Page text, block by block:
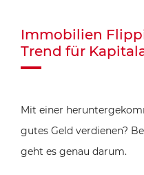
Immobilien
Trend für
Mit einer
gutes Geld verdienen?
geht es genau darum.